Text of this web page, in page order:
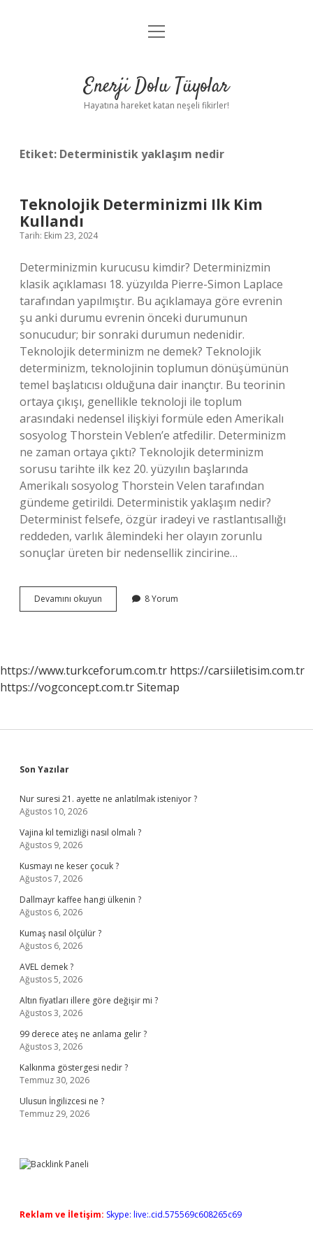
Anasayfa
Yasal Uyarı
menüyü
Enerji Dolu Tüyolar
Hayatına hareket katan neşeli fikirler!
Etiket: Deterministik yaklaşım nedir
Teknolojik Determinizmi Ilk Kim
Kullandı
Tarih: Ekim 23, 2024
Determinizmin kurucusu kimdir? Determinizmin
klasik açıklaması 18. yüzyılda Pierre-Simon Laplace
tarafından yapılmıştır. Bu açıklamaya göre evrenin
şu anki durumu evrenin önceki durumunun
sonucudur; bir sonraki durumun nedenidir.
Teknolojik determinizm ne demek? Teknolojik
determinizm, teknolojinin toplumun dönüşümünün
temel başlatıcısı olduğuna dair inançtır. Bu teorinin
ortaya çıkışı, genellikle teknoloji ile toplum
arasındaki nedensel ilişkiyi formüle eden Amerikalı
sosyolog Thorstein Veblen’e atfedilir. Determinizm
ne zaman ortaya çıktı? Teknolojik determinizm
sorusu tarihte ilk kez 20. yüzyılın başlarında
Amerikalı sosyolog Thorstein Velen tarafından
gündeme getirildi. Deterministik yaklaşım nedir?
Determinist felsefe, özgür iradeyi ve rastlantısallığı
reddeden, varlık âlemindeki her olayın zorunlu
sonuçlar üreten bir nedensellik zincirine…
Devamını okuyun Teknolojik
Determinizmi
8 Yorum
https://www.turkceforum.com.tr https://carsiiletisim.com.tr
https://vogconcept.com.trSitemap
Sidebar
Son Yazılar
Nur suresi 21. ayette ne anlatılmak isteniyor ?
Ağustos 10, 2026
Vajina kıl temizliği nasıl olmalı ?
Ağustos 9, 2026
Kusmayı ne keser çocuk ?
Ağustos 7, 2026
Dallmayr kaffee hangi ülkenin ?
Ağustos 6, 2026
Kumaş nasıl ölçülür ?
Ağustos 6, 2026
AVEL demek ?
Ağustos 5, 2026
Altın fiyatları illere göre değişir mi ?
Ağustos 3, 2026
99 derece ateş ne anlama gelir ?
Ağustos 3, 2026
Kalkınma göstergesi nedir ?
Temmuz 30, 2026
Ulusun İngilizcesi ne ?
Temmuz 29, 2026
Reklam ve İletişim: Skype: live:.cid.575569c608265c69